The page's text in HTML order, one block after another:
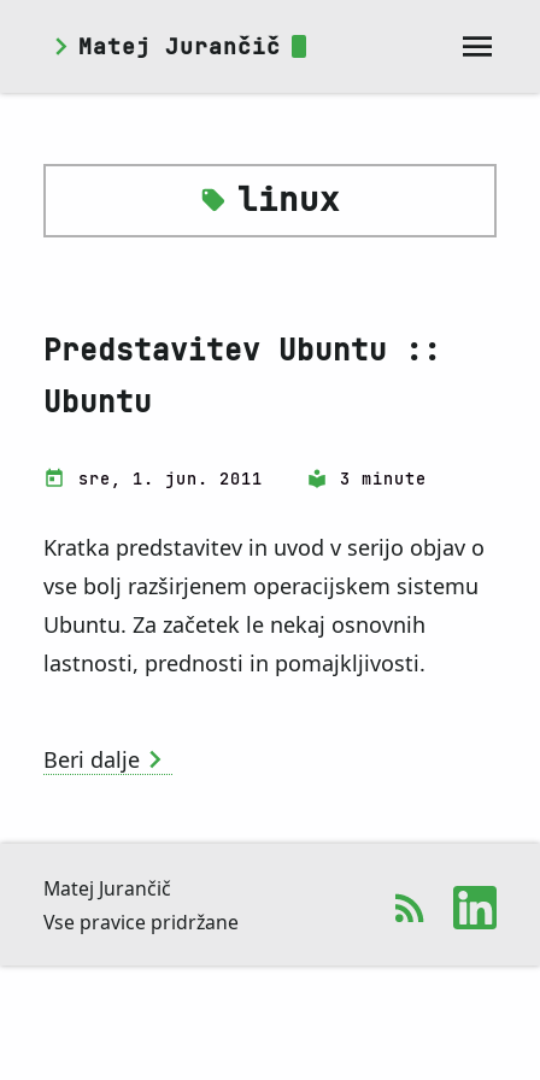
Matej Jurančič
linux
Predstavitev Ubuntu ::
Ubuntu
sre, 1. jun. 2011 3 minute
Kratka predstavitev in uvod v serijo objav o
vse bolj razširjenem operacijskem sistemu
Ubuntu. Za začetek le nekaj osnovnih
lastnosti, prednosti in pomajkljivosti.
Beri dalje
Matej Jurančič
Vse pravice pridržane